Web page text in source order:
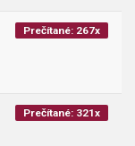
Prečítané: 267x
Prečítané: 321x